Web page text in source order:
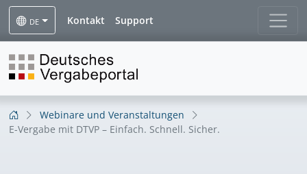
DE Kontakt Support
Webinare und Veranstaltungen
E-Vergabe mit DTVP – Einfach. Schnell. Sicher.